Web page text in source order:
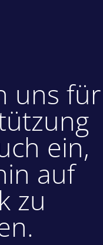
uns für
ein,
auf
zu